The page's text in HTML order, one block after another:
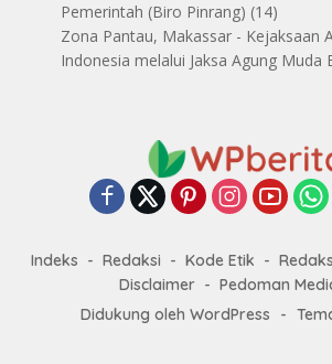
Pemerintah (Biro Pinrang) (14)
Zona Pantau, Makassar - Kejaksaan
Indonesia melalui Jaksa Agung Muda
Indeks Redaksi Kode Etik
Disclaimer
Pedoman
Didukung oleh WordPress
-